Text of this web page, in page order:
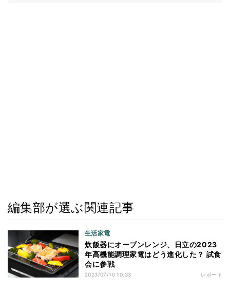
編集部が選ぶ関連記事
生活家電
炊飯器にオーブンレンジ、日立の2023
年高機能調理家電はどう進化した？ 試食
会に参戦
2023/07/10 10:33 レポート